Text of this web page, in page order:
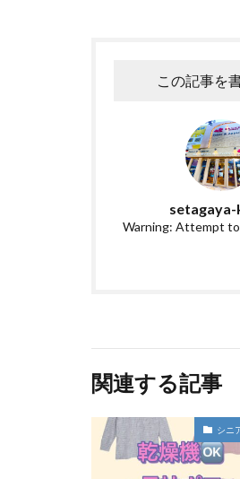
この記事を
setagaya-
Warning: Attempt
関連する記事
シニ